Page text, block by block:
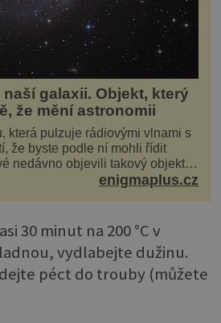
galaxii. Objekt, který
že mění astronomii
která pulzuje rádiovými vlnami s
že byste podle ní mohli řídit
nedávno objevili takový objekt v
enigmaplus.cz
30 minut na 200 °C v
vydlabejte dužinu.
péct do trouby (můžete